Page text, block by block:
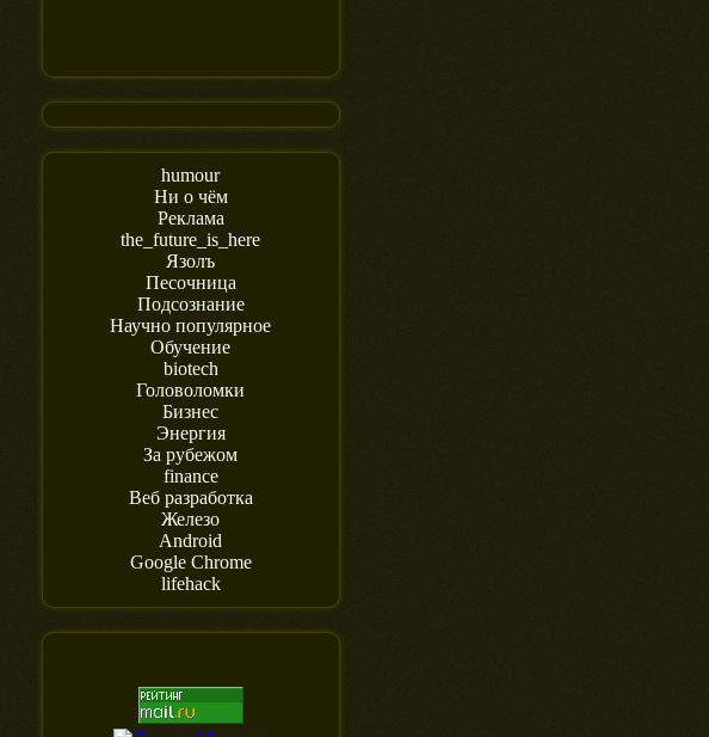
humour
Ни о чём
Реклама
the_future_is_here
Язолъ
Песочница
Подсознание
Научно популярное
Обучение
biotech
Головоломки
Бизнес
Энергия
За рубежом
finance
Веб разработка
Железо
Android
Google Chrome
lifehack